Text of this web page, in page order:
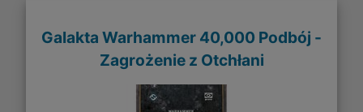
Galakta Warhammer 40,000 Podbój -
Zagrożenie z Otchłani